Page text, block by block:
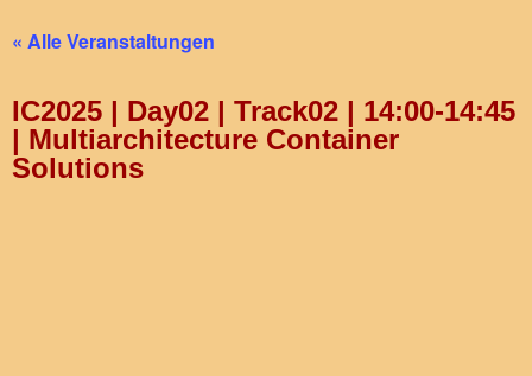
« Alle Veranstaltungen
IC2025 | Day02 | Track02 | 14:00-14:45
| Multiarchitecture Container
Solutions